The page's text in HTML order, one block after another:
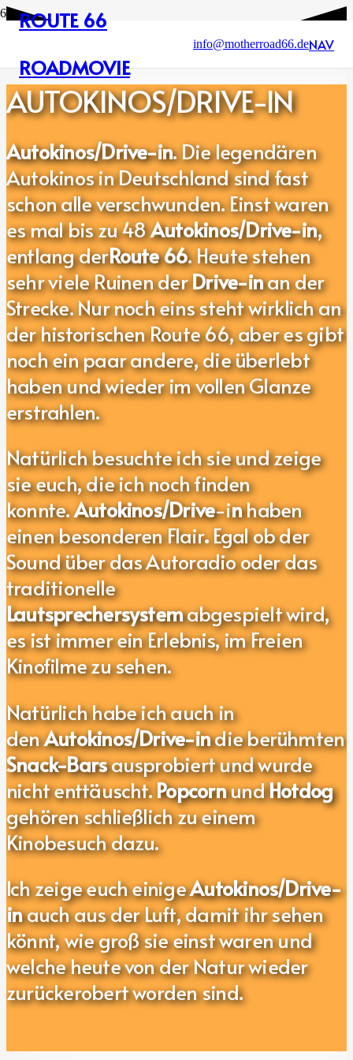
ROUTE 66
ROADMOVIE
info@motherroad66.deNAV
AUTOKINOS/DRIVE-IN
Autokinos/Drive-in. Die legendären
Autokinos in Deutschland sind fast
schon alle verschwunden. Einst waren
es mal bis zu 48Autokinos/Drive-in,
entlang derRoute 66. Heute stehen
sehr viele Ruinen derDrive-inan der
Strecke. Nur noch eins steht wirklich an
der historischen Route 66, aber es gibt
noch ein paar andere, die überlebt
haben und wieder im vollen Glanze
erstrahlen.
Natürlich besuchte ich sie und zeige
sie euch, die ich noch finden
konnte.Autokinos/Drive-inhaben
einen besonderen Flair.Egal ob der
Sound über das Autoradio oder das
traditionelle
Lautsprechersystemabgespielt wird,
es ist immer ein Erlebnis, im Freien
Kinofilme zu sehen.
Natürlich habe ich auch in
denAutokinos/Drive-indie berühmten
Snack-Barsausprobiert und wurde
nicht enttäuscht.PopcornundHotdog
gehören schließlich zu einem
Kinobesuch dazu.
Ich zeige euch einigeAutokinos/Drive-
inauch aus der Luft, damit ihr sehen
könnt, wie groß sie einst waren und
welche heute von der Natur wieder
zurückerobert worden sind.